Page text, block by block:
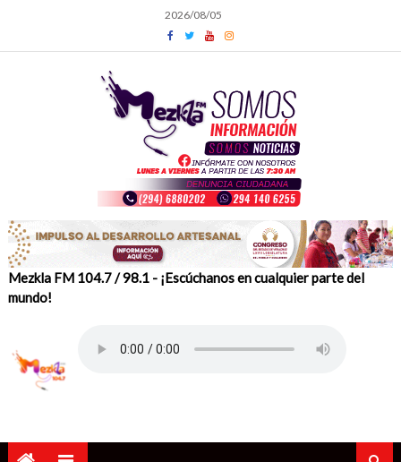
content
2026/08/05
Mezkla FM 104.7 / 98.1 - ¡Escúchanos en cualquier parte del
mundo!